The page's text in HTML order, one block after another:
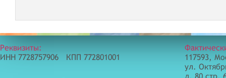
Реквизиты:
ИНН 7728757906 КПП 772801001
117593,
ул.